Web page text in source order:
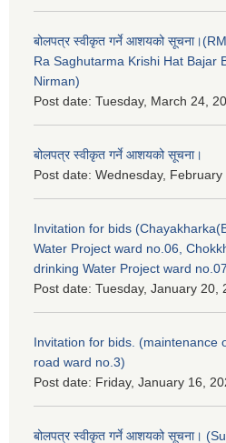
बोलपत्र स्वीकृत गर्ने आशयको
Ra Saghutarma Krishi Hat Bajar
Nirman)
Post date: Tuesday, March 24,
बोलपत्र स्वीकृत गर्ने आशयको सूचना।
Post date: Wednesday,
Invitation for bids
Water Project ward no.06,
drinking Water Project ward
Post date: Tuesday, January 20,
Invitation for bids. (maintenance
road ward no.3)
Post date: Friday, January 16,
बोलपत्र स्वीकृत गर्ने आशयको सूचना।